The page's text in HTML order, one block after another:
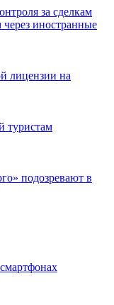
за сделкам
через иностранные
лицензии на
туристам
подозревают в